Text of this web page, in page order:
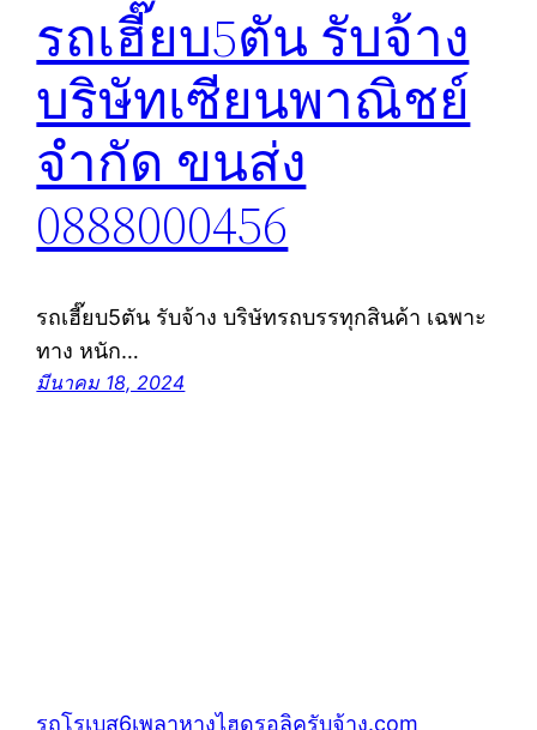
รถเฮี๊ยบ5ตัน รับจ้าง
บริษัทเซียนพาณิชย์
จำกัด ขนส่ง
0888000456
รถเฮี๊ยบ5ตัน รับจ้าง บริษัทรถบรรทุกสินค้า เฉพาะ
ทาง หนัก…
มีนาคม 18, 2024
รถโรเบส6เพลาหางไฮดรอลิครับจ้าง.com